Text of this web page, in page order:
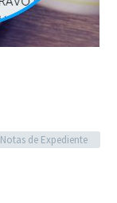
Notas de Expediente